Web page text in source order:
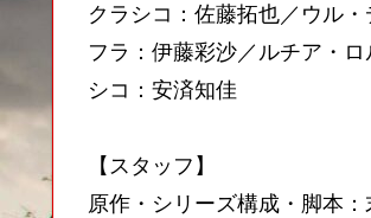
クラシコ：佐藤拓也／ウル
フラ：伊藤彩沙／ルチア・
シコ：安済知佳
【スタッフ】
原作・シリーズ構成・脚本